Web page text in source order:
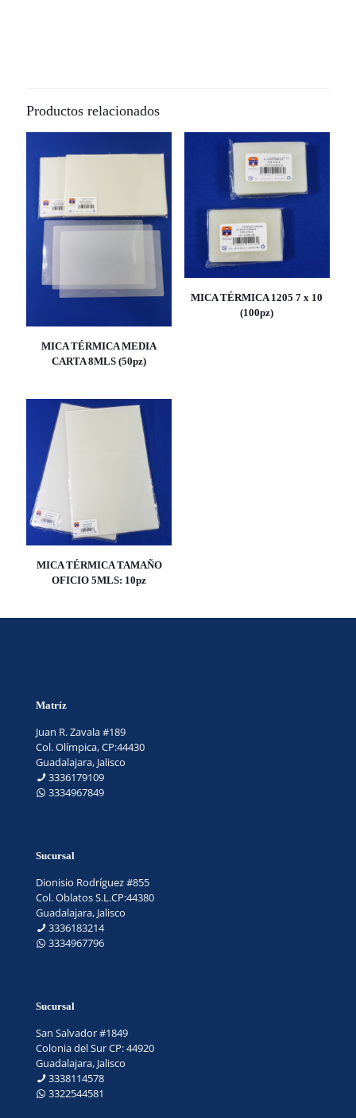
Productos relacionados
MICA TÉRMICA MEDIA
CARTA 8MLS (50pz)
MICA TÉRMICA 1205 7 x 10
(100pz)
MICA TÉRMICA TAMAÑO
OFICIO 5MLS: 10pz
Matríz
Juan R. Zavala #189
Col. Olímpica, CP:44430
Guadalajara, Jalisco
3336179109
3334967849
Sucursal
Dionisio Rodríguez #855
Col. Oblatos S.L.CP:44380
Guadalajara, Jalisco
3336183214
3334967796
Sucursal
San Salvador #1849
Colonia del Sur CP: 44920
Guadalajara, Jalisco
3338114578
3322544581